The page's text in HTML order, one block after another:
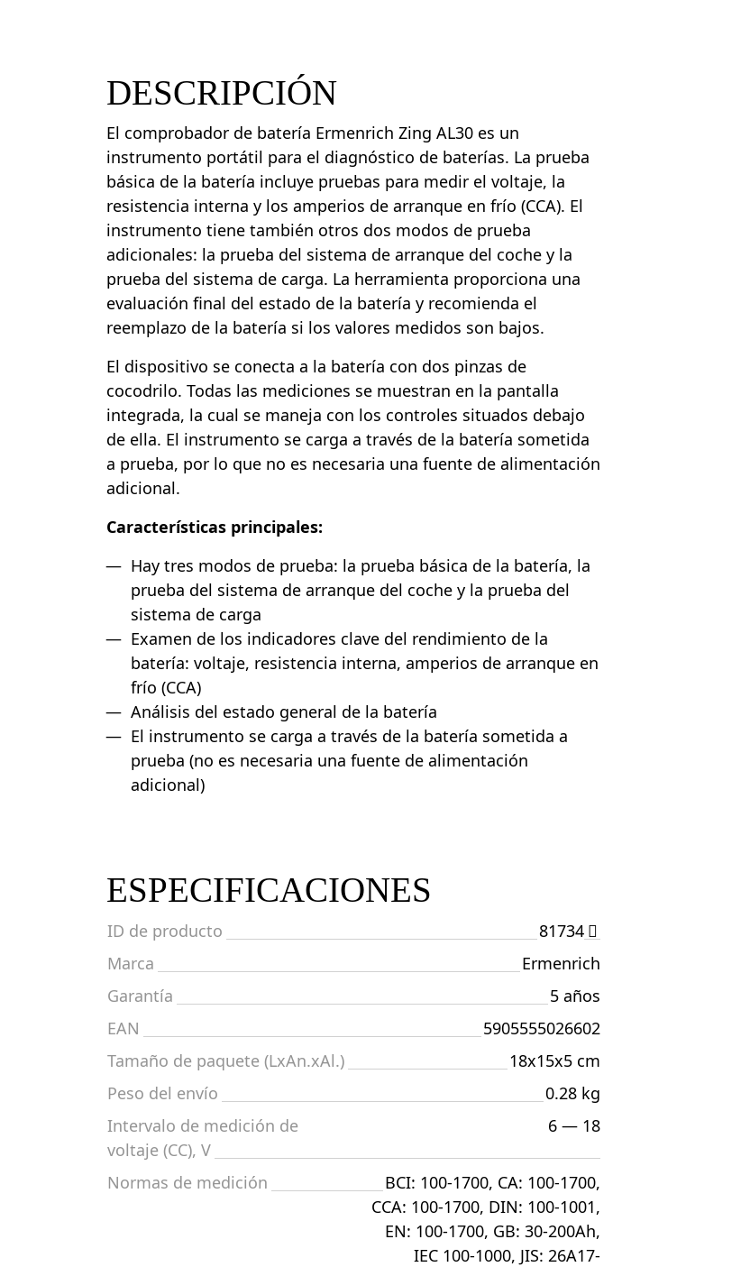
DESCRIPCIÓN
El comprobador de batería Ermenrich Zing AL30 es un
instrumento portátil para el diagnóstico de baterías. La prueba
básica de la batería incluye pruebas para medir el voltaje, la
resistencia interna y los amperios de arranque en frío (CCA). El
instrumento tiene también otros dos modos de prueba
adicionales: la prueba del sistema de arranque del coche y la
prueba del sistema de carga. La herramienta proporciona una
evaluación final del estado de la batería y recomienda el
reemplazo de la batería si los valores medidos son bajos.
El dispositivo se conecta a la batería con dos pinzas de
cocodrilo. Todas las mediciones se muestran en la pantalla
integrada, la cual se maneja con los controles situados debajo
de ella. El instrumento se carga a través de la batería sometida
a prueba, por lo que no es necesaria una fuente de alimentación
adicional.
Características principales:
Hay tres modos de prueba: la prueba básica de la batería, la
prueba del sistema de arranque del coche y la prueba del
sistema de carga
Examen de los indicadores clave del rendimiento de la
batería: voltaje, resistencia interna, amperios de arranque en
frío (CCA)
Análisis del estado general de la batería
El instrumento se carga a través de la batería sometida a
prueba (no es necesaria una fuente de alimentación
adicional)
ESPECIFICACIONES
ID de producto
81734
Marca
Ermenrich
Garantía
5 años
EAN
5905555026602
Tamaño de paquete (LxAn.xAl.)
18x15x5 cm
Peso del envío
0.28 kg
Intervalo de medición de
voltaje (CC), V
6 — 18
Normas de medición
BCI: 100-1700, CA: 100-1700,
CCA: 100-1700, DIN: 100-1001,
EN: 100-1700, GB: 30-200Ah,
IEC 100-1000, JIS: 26A17-